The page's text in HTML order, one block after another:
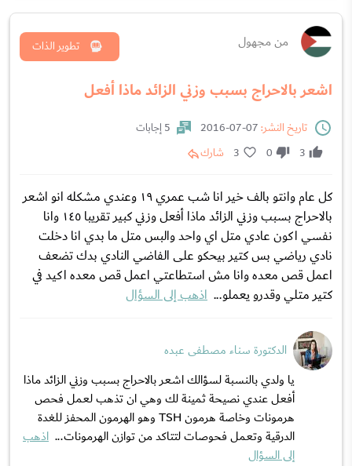
من مجهول
اشعر بالاحراج بسبب وزني الزائد ماذا أفعل
تطوير الذات
تاريخ النشر:
5 إجابات
3
0
3 شارك
كل عام وانتو بالف خير انا شب عمري ١٩ وعندي مشكله انو اشعر
بالاحراج بسبب وزني الزائد ماذا أفعل وزني كبير تقريبا ١٤٥ وانا
نفسي اكون عادي متل اي واحد والبس متل ما بدي انا دخلت
نادي رياضي بس كتير بيحكو على الفاضي النادي بدك تضعف
اعمل قص معده وانا مش استطاعتي اعمل قص معده اكيد في
كتير متلي وقدرو يعملو... اذهب إلى السؤال
الدكتورة سناء مصطفى عبده
يا ولدي بالنسبة لسؤالك اشعر بالاحراج بسبب وزني الزائد ماذا
أفعل عندي نصيحة ثمينة لك وهي ان تذهب لعمل فحص
هرمونات وخاصة هرمون TSH وهو الهرمون المحفز للغدة
الدرقية وتعمل فحوصات لتتاكد من توازن الهرمونات... اذهب
إلى السؤال